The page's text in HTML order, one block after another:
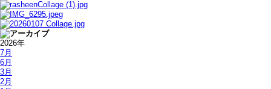
2026年
7月
6月
3月
2月